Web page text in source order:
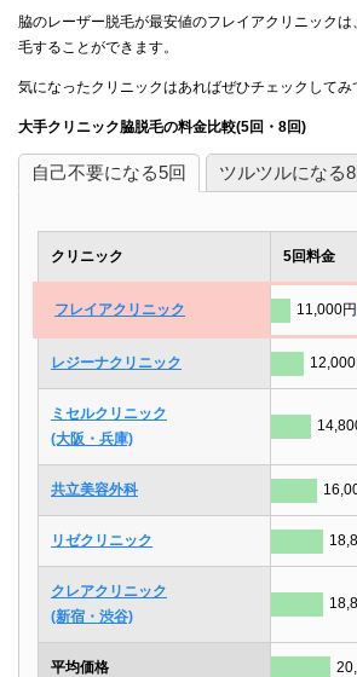
脇のレーザー脱毛が最安値のフレイアクリニック
毛することができます。
気になったクリニックはあればぜひチェックしてみ
大手クリニック脇脱毛の料金比較(5回・8回)
自己不要になる5回 ツルツルになる8
クリニック 5回料金
フレイアクリニック 11,000円
レジーナクリニック 12,000
ミセルクリニック
(大阪・兵庫)
共立美容外科
リゼクリニック
クレアクリニック
(新宿・渋谷)
平均価格